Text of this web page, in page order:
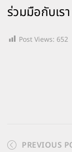
ร่วมมือกับเ
Post Views: 652
PREVIOUS